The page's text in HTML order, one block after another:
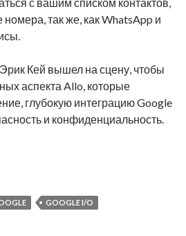
так же, как WhatsApp и
Кей вышел на сцену, чтобы
аспекта Allo, которые
глубокую интеграцию Google
и конфиденциальность.
новое приложение
GOOGLE I/O